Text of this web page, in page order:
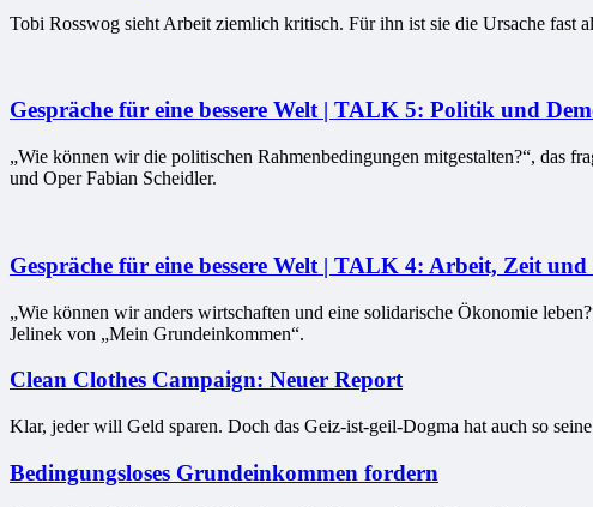
Tobi Rosswog sieht Arbeit ziemlich kritisch. Für ihn ist sie die Ursache fast
Gespräche für eine bessere Welt | TALK 5: Politik und
„Wie können wir die politischen Rahmenbedingungen mitgestalten?“, das
und Oper Fabian Scheidler.
Gespräche für eine bessere Welt | TALK 4: Arbeit, Zeit und
„Wie können wir anders wirtschaften und eine solidarische Ökonomie
Jelinek von „Mein Grundeinkommen“.
Clean Clothes Campaign: Neuer Report
Klar, jeder will Geld sparen. Doch das Geiz-ist-geil-Dogma hat auch so
Bedingungsloses Grundeinkommen fordern